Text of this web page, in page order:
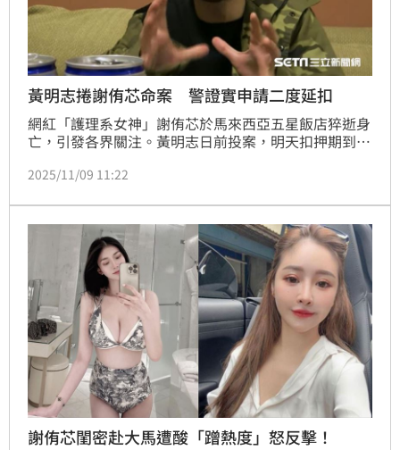
黃明志捲謝侑芯命案 警證實申請二度延扣
網紅「護理系女神」謝侑芯於馬來西亞五星飯店猝逝身
亡，引發各界關注。黃明志日前投案，明天扣押期到
法庭申請二度扣押黃明志，延扣地點位於大馬的金馬警
2025/11/09 11:22
謝侑芯閨密赴大馬遭酸「蹭熱度」怒反擊！